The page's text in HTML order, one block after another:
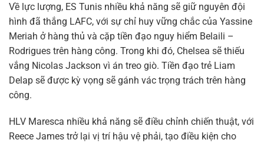
Về lực lượng, ES Tunis nhiều khả năng sẽ giữ nguyên đội
hình đã thắng LAFC, với sự chỉ huy vững chắc của Yassine
Meriah ở hàng thủ và cặp tiền đạo nguy hiểm Belaili –
Rodrigues trên hàng công. Trong khi đó, Chelsea sẽ thiếu
vắng Nicolas Jackson vì án treo giò. Tiền đạo trẻ Liam
Delap sẽ được kỳ vọng sẽ gánh vác trọng trách trên hàng
công.
HLV Maresca nhiều khả năng sẽ điều chỉnh chiến thuật, với
Reece James trở lại vị trí hậu vệ phải, tạo điều kiện cho